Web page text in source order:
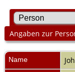
Angaben zur
Name